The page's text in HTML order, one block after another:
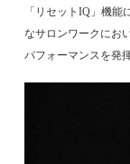
「リセットIQ」機
なサロンワークにお
パフォーマンスを発